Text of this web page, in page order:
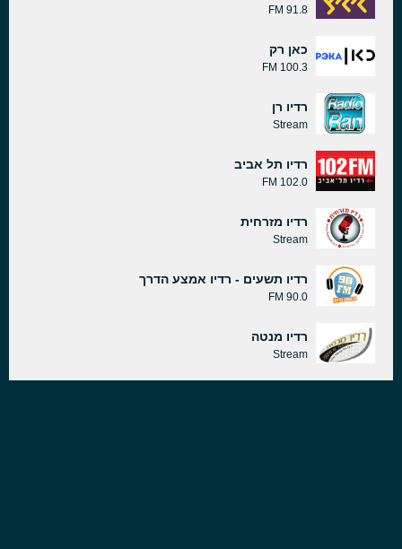
91.8 FM
כאן רק
100.3 FM
רדיו רן
Stream
רדיו תל אביב
102.0 FM
רדיו מזרחית
Stream
רדיו תשעים - רדיו אמצע הדרך
90.0 FM
רדיו מנטה
Stream